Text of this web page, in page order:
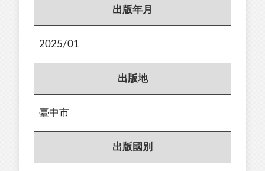
出版年月
2025/01
出版地
臺中市
出版國別